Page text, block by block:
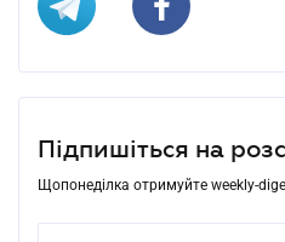
Підпишіться на
Щопонеділка отримуйте weekly-